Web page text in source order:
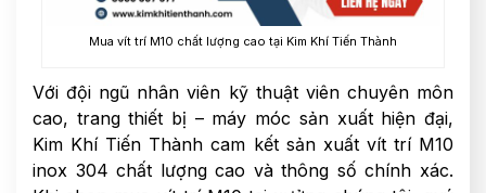
Mua vít trí M10 chất lượng cao tại Kim Khí Tiến Thành
Với đội ngũ nhân viên kỹ thuật viên chuyên môn
cao, trang thiết bị – máy móc sản xuất hiện đại,
Kim Khí Tiến Thành cam kết sản xuất vít trí M10
inox 304 chất lượng cao và thông số chính xác.